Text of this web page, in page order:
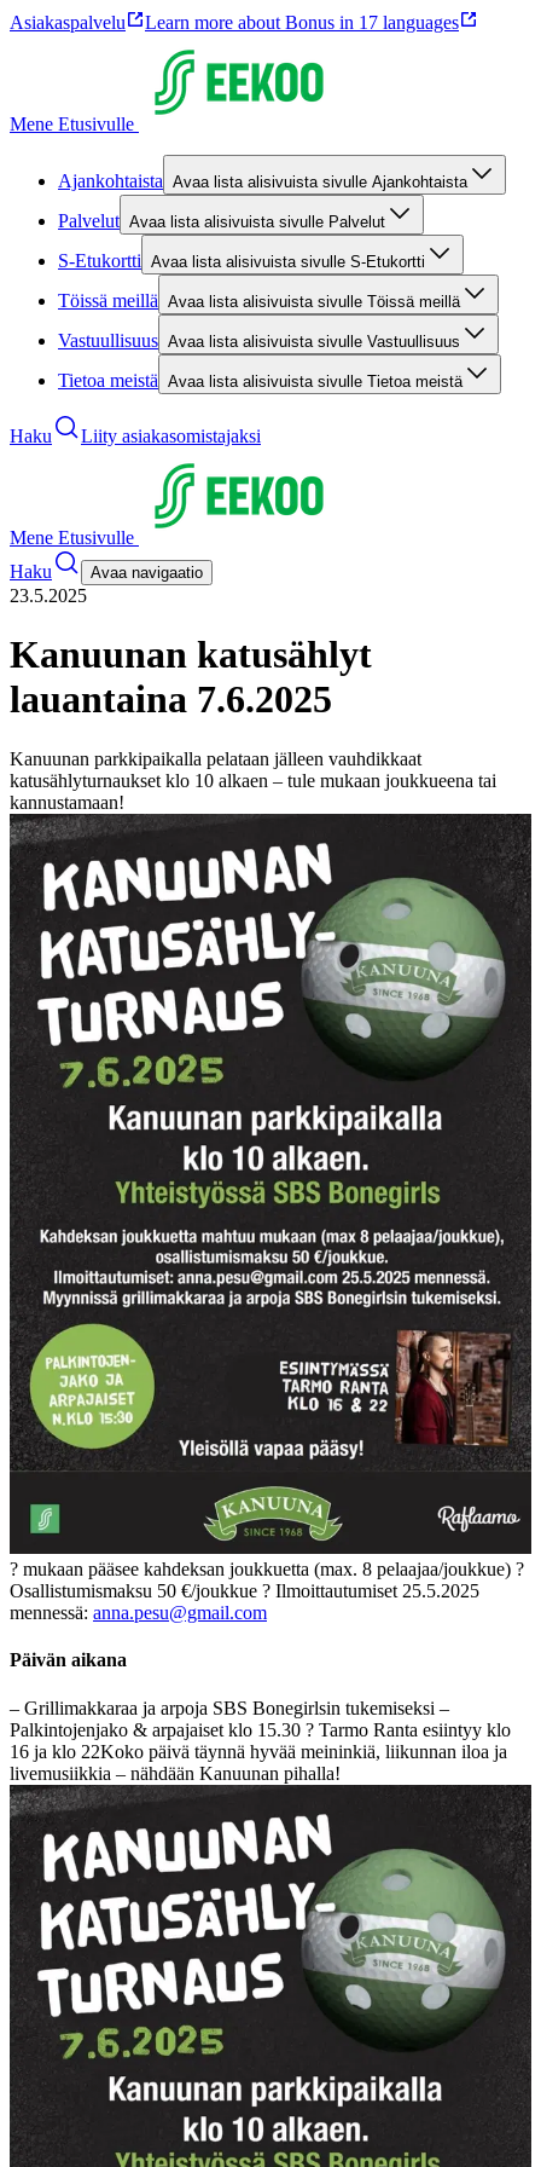
Asiakaspalvelu Learn more about Bonus in 17 languages
Mene Etusivulle
Ajankohtaista Avaa lista alisivuista sivulle Ajankohtaista
Palvelut Avaa lista alisivuista sivulle Palvelut
S-Etukortti Avaa lista alisivuista sivulle S-Etukortti
Töissä meillä Avaa lista alisivuista sivulle Töissä meillä
Vastuullisuus Avaa lista alisivuista sivulle Vastuullisuus
Tietoa meistä Avaa lista alisivuista sivulle Tietoa meistä
Haku Liity asiakasomistajaksi
Mene Etusivulle
Haku
Avaa navigaatio
23.5.2025
Kanuunan katusählyt
lauantaina 7.6.2025
Kanuunan parkkipaikalla pelataan jälleen vauhdikkaat
katusählyturnaukset klo 10 alkaen – tule mukaan joukkueena tai
kannustamaan!
? mukaan pääsee kahdeksan joukkuetta (max. 8 pelaajaa/joukkue) ?
Osallistumismaksu 50 €/joukkue ? Ilmoittautumiset 25.5.2025
mennessä: anna.pesu@gmail.com
Päivän aikana
– Grillimakkaraa ja arpoja SBS Bonegirlsin tukemiseksi –
Palkintojenjako & arpajaiset klo 15.30 ? Tarmo Ranta esiintyy klo
16 ja klo 22Koko päivä täynnä hyvää meininkiä, liikunnan iloa ja
livemusiikkia – nähdään Kanuunan pihalla!